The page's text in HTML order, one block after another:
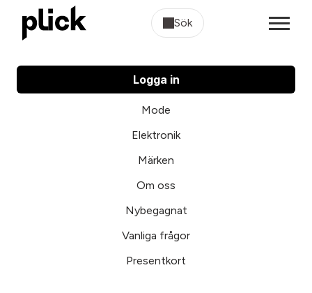
Sök
Logga in
Mode
Elektronik
Märken
Om oss
Nybegagnat
Vanliga frågor
Presentkort